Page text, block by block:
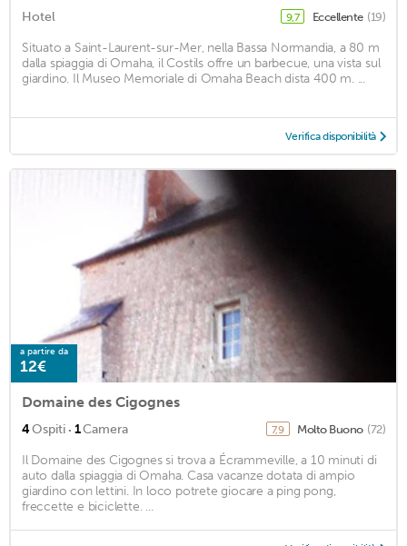
Hotel 9,7 Eccellente (19)
Situato a Saint-Laurent-sur-Mer, nella Bassa Normandia, a 80 m
dalla spiaggia di Omaha, il Costils offre un barbecue, una vista sul
giardino. Il Museo Memoriale di Omaha Beach dista 400 m. ...
Verifica disponibilità
a partire da
12€
Domaine des Cigognes
4Ospiti · 1Camera 7,9 Molto Buono (72)
Il Domaine des Cigognes si trova a Écrammeville, a 10 minuti di
auto dalla spiaggia di Omaha. Casa vacanze dotata di ampio
giardino con lettini. In loco potrete giocare a ping pong,
freccette e biciclette. ...